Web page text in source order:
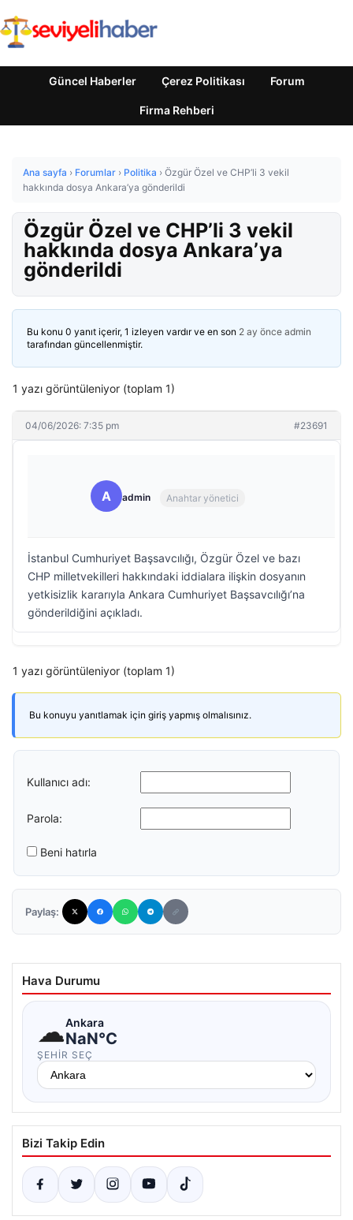
Güncel Haberler Çerez Politikası Forum
Firma Rehberi
Ana sayfa › Forumlar › Politika › Özgür Özel ve CHP’li 3 vekil
hakkında dosya Ankara’ya gönderildi
Özgür Özel ve CHP’li 3 vekil
hakkında dosya Ankara’ya
gönderildi
Bu konu 0 yanıt içerir, 1 izleyen vardır ve en son 2 ay önce admin
tarafından güncellenmiştir.
1 yazı görüntüleniyor (toplam 1)
04/06/2026: 7:35 pm #23691
A admin Anahtar yönetici
İstanbul Cumhuriyet Başsavcılığı, Özgür Özel ve bazı
CHP milletvekilleri hakkındaki iddialara ilişkin dosyanın
yetkisizlik kararıyla Ankara Cumhuriyet Başsavcılığı’na
gönderildiğini açıkladı.
1 yazı görüntüleniyor (toplam 1)
Bu konuyu yanıtlamak için giriş yapmış olmalısınız.
Kullanıcı adı:
Parola:
Beni hatırla
Paylaş:
Hava Durumu
☁Ankara
NaN°C
ŞEHIR SEÇ
Bizi Takip Edin